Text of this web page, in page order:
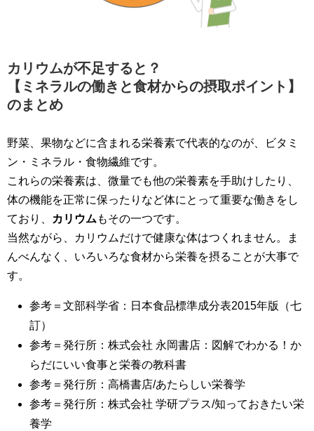
カリウムが不足すると？
【ミネラルの働きと食材からの摂取ポイント】
のまとめ
野菜、果物などに含まれる栄養素で代表的なのが、ビタミ
ン・ミネラル・食物繊維です。
これらの栄養素は、微量でも他の栄養素を手助けしたり、
体の機能を正常に保ったりなど体にとって重要な働きをし
ており、
カリウム もその一つです。
当然ながら、カリウムだけで健康な体はつくれません。ま
んべんなく、いろいろな食材から栄養を摂ることが大事で
す。
参考＝文部科学省：日本食品標準成分表2015年版（七
訂）
参考＝発行所：株式会社 永岡書店：図解でわかる！か
らだにいい食事と栄養の教科書
参考＝発行所：高橋書店/あたらしい栄養学
参考＝発行所：株式会社 学研プラス/知っておきたい栄
養学